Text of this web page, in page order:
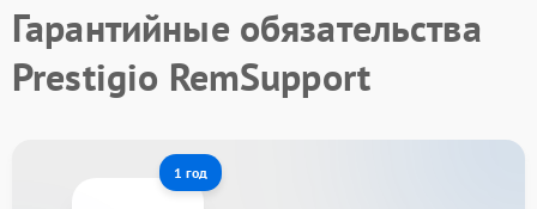
Гарантийные обязательства
Prestigio RemSupport
1 год